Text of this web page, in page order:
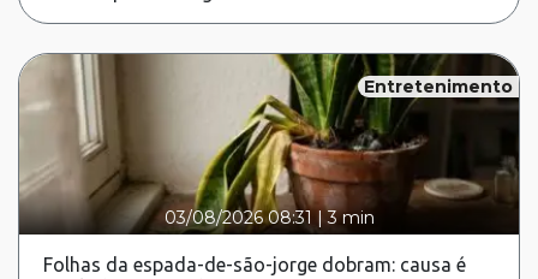
Entretenimento
03/08/2026 08:31 |3 min
Folhas da espada-de-são-jorge dobram: causa é